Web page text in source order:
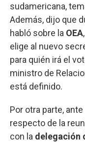
sudamericana,
Además, dijo que
habló sobre la OEA
elige al nuevo
para quién irá el
ministro de
está definido.
Por otra parte,
respecto de la
con la delegación